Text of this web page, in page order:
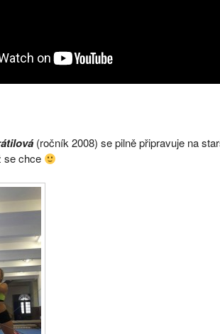
(ročník 2008) se pilně připravuje na
se chce